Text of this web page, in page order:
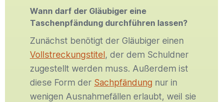
Wann darf der Gläubiger eine
Taschenpfändung durchführen lassen?
Zunächst benötigt der Gläubiger einen
Vollstreckungstitel, der dem Schuldner
zugestellt werden muss. Außerdem ist
diese Form der Sachpfändung nur in
wenigen Ausnahmefällen erlaubt, weil sie